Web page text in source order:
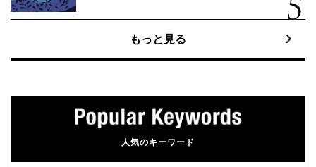
もっと見る
人気のキーワード